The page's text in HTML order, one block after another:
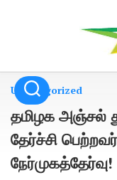
Uncategorized
தமிழக அஞ்சல்
தேர்ச்சி
நேர்முகத்தேர்வு!